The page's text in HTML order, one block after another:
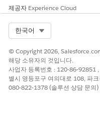
결된 모든 수금 계획 및
이 기사를 통
개선을 위
예
제공자 Experience Cloud
한국어
© Copyright 2026,
해당 소유자의 것입니다.
사업자 등록번호 : 120-86-92851
별시 영등포구 여의대로 108, 파
080-822-1378 (솔루션 상담 문의